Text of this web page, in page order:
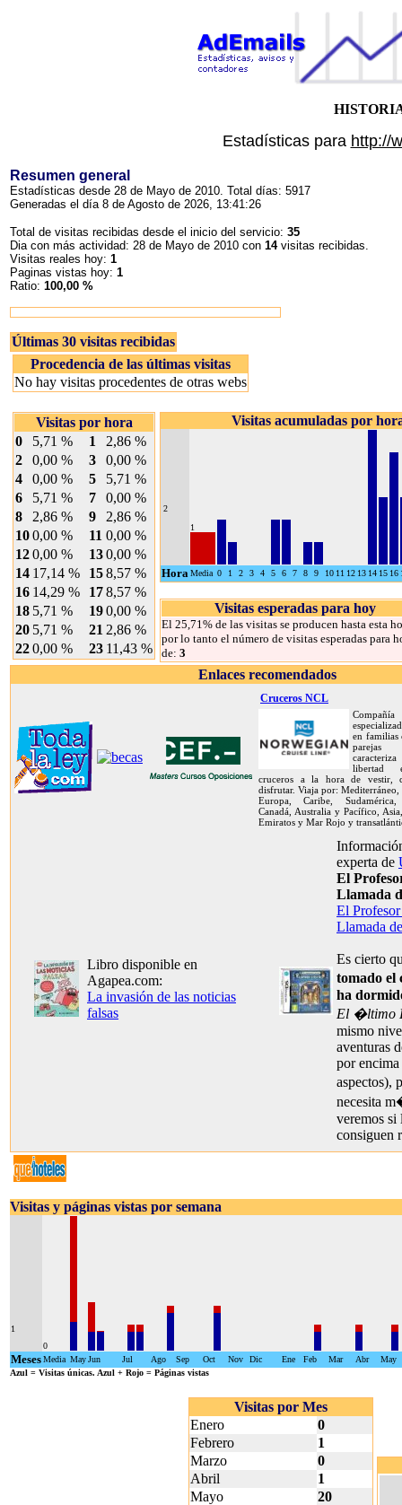
Estadísticas para http://
Resumen general
Estadísticas desde 28 de Mayo de 2010. Total días: 5917
Generadas el día 8 de Agosto de 2026, 13:41:26
Total de visitas recibidas desde el inicio del servicio: 35
Dia con más actividad: 28 de Mayo de 2010 con 14visitas recibidas.
Visitas reales hoy: 1
Paginas vistas hoy: 1
Ratio: 100,00 %
Últimas 30 visitas recibidas
Procedencia de las últimas visitas
No hay visitas procedentes de otras webs
Visitas por hora
0
5,71 % 1
2,86 %
2
0,00 % 3
0,00 %
4
0,00 % 5
5,71 %
6
5,71 % 7
0,00 %
8
2,86 % 9
2,86 %
100,00 % 11 0,00 %
120,00 % 130,00 %
14 17,14 % 158,57 %
16 14,29 % 178,57 %
18 5,71 % 190,00 %
20 5,71 % 21 2,86 %
220,00 % 23 11,43 %
Visitas acumuladas por
2
1
HoraMedia 0 1 2 3 4 5 6 7 8 9 10 11 12 13 14 15 16
Visitas esperadas para hoy
El 25,71% de las visitas se producen hasta esta
por lo tanto el número de visitas esperadas para
de: 3
Enlaces recomendados
Cruceros NCL
Compañía
en familias
libertad
cruceros a la hora de vestir,
disfrutar. Viaja por: Mediterráneo,
Europa, Caribe, Sudamérica,
Canadá, Australia y Pacífico,
Emiratos y Mar Rojo y
Libro disponible en
Agapea.com:
La invasión de las noticias
falsas
experta de
El
Llamada
El
Llamada
Es cierto
tomado el
ha
El �ltimo
mismo
aventuras
por
aspectos),
necesita
veremos
consiguen
Visitas y páginas vistas por semana
1
0
MesesMedia MayJun Jul Ago Sep Oct Nov Dic Ene Feb Mar Abr
May
Azul = Visitas únicas. Azul + Rojo = Páginas vistas
Visitas por Mes
Enero
0
Febrero
1
Marzo
0
Abril
1
Mayo
20